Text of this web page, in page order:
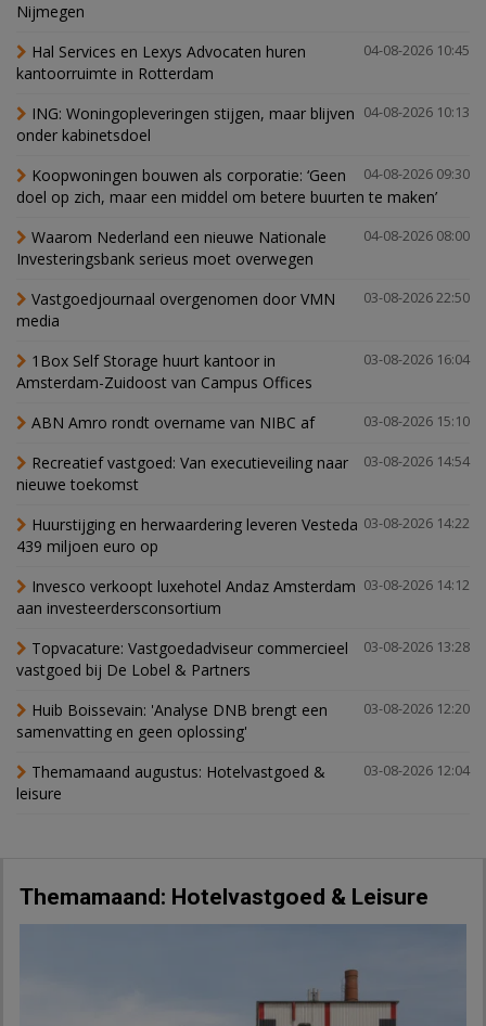
Nijmegen
04-08-2026 10:45
Hal Services en Lexys Advocaten huren
kantoorruimte in Rotterdam
04-08-2026 10:13
ING: Woningopleveringen stijgen, maar blijven
onder kabinetsdoel
04-08-2026 09:30
Koopwoningen bouwen als corporatie: ‘Geen
doel op zich, maar een middel om betere buurten te maken’
04-08-2026 08:00
Waarom Nederland een nieuwe Nationale
Investeringsbank serieus moet overwegen
03-08-2026 22:50
Vastgoedjournaal overgenomen door VMN
media
03-08-2026 16:04
1Box Self Storage huurt kantoor in
Amsterdam-Zuidoost van Campus Offices
03-08-2026 15:10
ABN Amro rondt overname van NIBC af
03-08-2026 14:54
Recreatief vastgoed: Van executieveiling naar
nieuwe toekomst
03-08-2026 14:22
Huurstijging en herwaardering leveren Vesteda
439 miljoen euro op
03-08-2026 14:12
Invesco verkoopt luxehotel Andaz Amsterdam
aan investeerdersconsortium
03-08-2026 13:28
Topvacature: Vastgoedadviseur commercieel
vastgoed bij De Lobel & Partners
03-08-2026 12:20
Huib Boissevain: 'Analyse DNB brengt een
samenvatting en geen oplossing'
03-08-2026 12:04
Themamaand augustus: Hotelvastgoed &
leisure
Themamaand: Hotelvastgoed & Leisure